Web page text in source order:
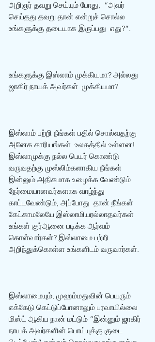
அறிஞர் தவறு செய்யும் போது,  “அவர்
செய்தது தவறு தான் என்றுச் சொல்ல
உங்களுக்கு தடையாக இருப்பது  எது?”.
உங்களுக்கு இஸ்லாம் முக்கியமா? அல்லது
ஜாகிர் நாயக் அவர்கள்  முக்கியமா?
இஸ்லாம் பற்றி நீங்கள் பதில் சொல்வதற்கு
அனேக காரியங்கள்  உலகத்தில் உள்ளன!
இஸ்லாமுக்கு நல்ல பெயர் கொண்டு
வருவதற்கு முஸ்லிம்களாகிய நீங்கள்
இன்னும் அதிகமாக உழைக்க வேண்டும்
நேர்மையானவர்களாக வாழ்ந்து
காட்டவேண்டும், அப்போது  தான் நீங்கள்
கேட்காமலேயே இஸ்லாமியரல்லாதவர்கள்
உங்கள் குர்‍ஆனை படிக்க ஆர்வம்
கொள்வார்கள்? இஸ்லாமை பற்றி
அறிந்துக்கொள்ள உங்களிடம் வருவார்கள்.
இஸ்லாமையும், முஹம்மதுவின் பெயரும்
எக்கேடு கெட்டுப்போனாலும் பரவாயில்லை
மிஸ்ட் ஆகிய நான் மட்டும் “இன்னும் ஜாகிர்
நாயக் அவர்களின் பொய்யுக்கு குடை